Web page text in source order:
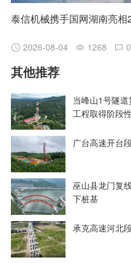
泰信机械携手国网湖南亮
2026-08-04 1268 0
其他推荐
当峰山1号隧
工程取得阶段
广台高速开台
巫山县龙门复
下桩基
承克高速河北